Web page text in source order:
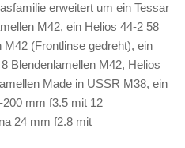
erweitert um ein Tessar
M42, ein Helios 44-2 58
(Frontlinse gedreht), ein
Blendenlamellen M42, Helios
Made in USSR M38, ein
mm f3.5 mit 12
24 mm f2.8 mit